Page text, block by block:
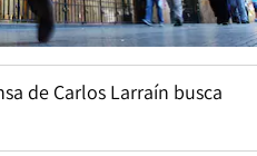
de Carlos Larraín busca